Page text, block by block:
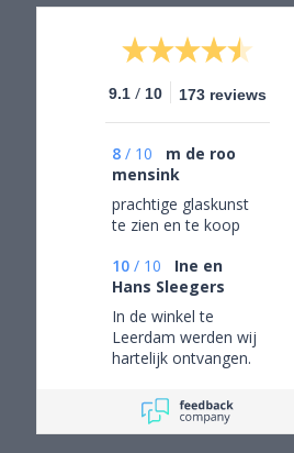
9.1 / 10 173 reviews
8 / 10
m de roo
mensink
prachtige glaskunst
te zien en te koop
10 / 10
Ine en
Hans Sleegers
In de winkel te
Leerdam werden wij
hartelijk ontvangen.
rondkijken om alle
aanwezige pracht te
bewonderen en